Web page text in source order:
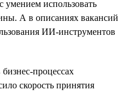
умением использовать
А в описаниях вакансий
ИИ-инструментов
процессах
скорость принятия